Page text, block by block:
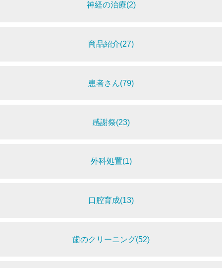
神経の治療(2)
商品紹介(27)
患者さん(79)
感謝祭(23)
外科処置(1)
口腔育成(13)
歯のクリーニング(52)